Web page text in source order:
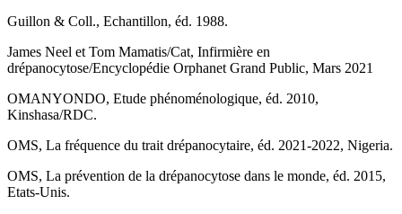
Guillon & Coll., Echantillon, éd. 1988.
James Neel et Tom Mamatis/Cat, Infirmière en
drépanocytose/Encyclopédie Orphanet Grand Public, Mars 2021
OMANYONDO, Etude phénoménologique, éd. 2010,
Kinshasa/RDC.
OMS, La fréquence du trait drépanocytaire, éd. 2021-2022, Nigeria.
OMS, La prévention de la drépanocytose dans le monde, éd. 2015,
Etats-Unis.